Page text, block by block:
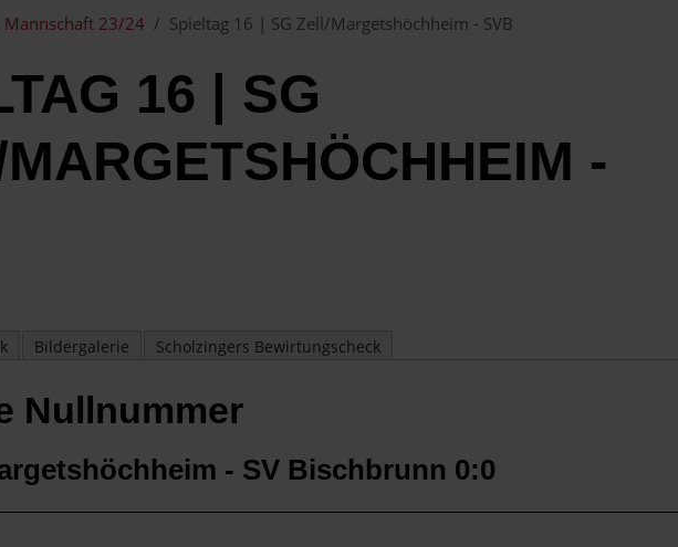
Mannschaft 23/24 Spieltag 16 | SG Zell/Margetshöchheim - SVB
16 | SG
-
Bildergalerie Scholzingers Bewirtungscheck
Nullnummer
- SV Bischbrunn 0:0